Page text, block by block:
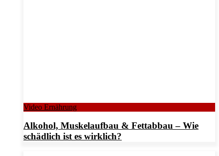
Video Ernährung
Alkohol, Muskelaufbau & Fettabbau – Wie
schädlich ist es wirklich?